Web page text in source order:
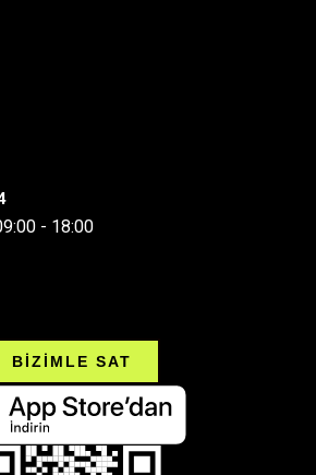
- 18:00
BİZİMLE SAT